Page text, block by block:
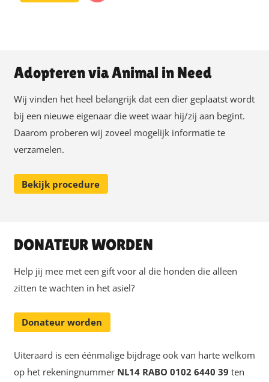
Adopteren via Animal in Need
Wij vinden het heel belangrijk dat een dier geplaatst wordt
bij een nieuwe eigenaar die weet waar hij/zij aan begint.
Daarom proberen wij zoveel mogelijk informatie te
verzamelen.
Bekijk procedure
DONATEUR WORDEN
Help jij mee met een gift voor al die honden die alleen
zitten te wachten in het asiel?
Donateur worden
Uiteraard is een éénmalige bijdrage ook van harte welkom
op het rekeningnummer NL14 RABO 0102 6440 39 ten